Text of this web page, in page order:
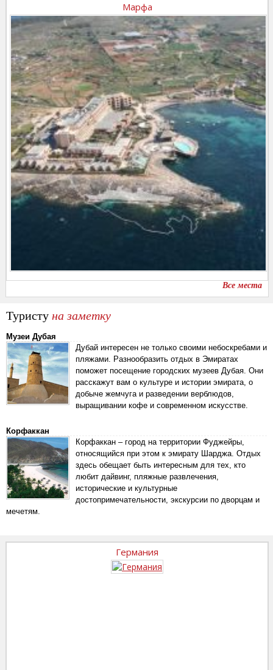
Марфа
Все места
Туристу на заметку
Музеи Дубая
Дубай интересен не только своими небоскребами и
пляжами. Разнообразить отдых в Эмиратах
поможет посещение городских музеев Дубая. Они
расскажут вам о культуре и истории эмирата, о
добыче жемчуга и разведении верблюдов,
выращивании кофе и современном искусстве.
Корфаккан
Корфаккан – город на территории Фуджейры,
относящийся при этом к эмирату Шарджа. Отдых
здесь обещает быть интересным для тех, кто
любит дайвинг, пляжные развлечения,
исторические и культурные
достопримечательности, экскурсии по дворцам и
мечетям.
Германия